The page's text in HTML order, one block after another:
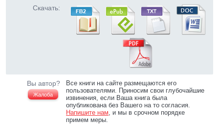
Скачать:
Вы автор?
Жалоба
Все книги на сайте размещаются его
пользователями. Приносим свои глубочайшие
извинения, если Ваша книга была
опубликована без Вашего на то согласия.
Напишите нам, и мы в срочном порядке
примем меры.